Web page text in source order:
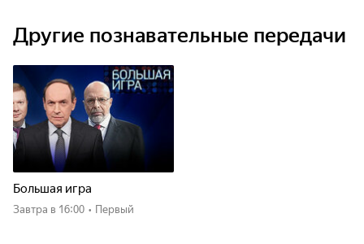
Другие познавательные передачи
Большая игра
Завтра в 16:00 • Первый